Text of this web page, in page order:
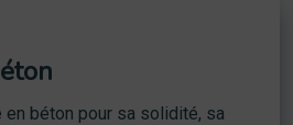
béton pour sa solidité, sa